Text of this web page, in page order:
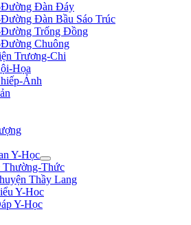
Đàn Đáy
Đàn Bầu Sáo Trúc
Trống Đồng
Chuông
Trương-Chi
Họa
Ảnh
Y-Học
Thường-Thức
Thầy Lang
Y-Hoc
Y-Học